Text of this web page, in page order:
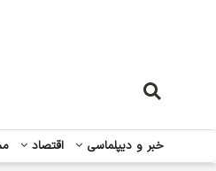
خبر و دیپلماسی اقتصاد